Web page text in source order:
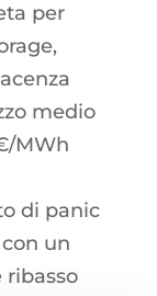
per
medio
MWh
di panic
un
ribasso